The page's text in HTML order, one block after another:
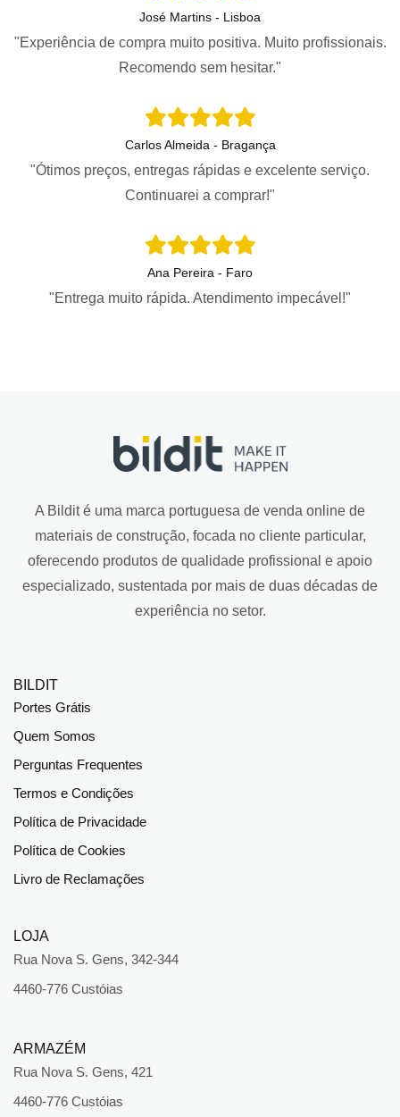
José Martins - Lisboa
"Experiência de compra muito positiva. Muito profissionais.
Recomendo sem hesitar."
Carlos Almeida - Bragança
"Ótimos preços, entregas rápidas e excelente serviço.
Continuarei a comprar!"
Ana Pereira - Faro
"Entrega muito rápida. Atendimento impecável!"
A Bildit é uma marca portuguesa de venda online de
materiais de construção, focada no cliente particular,
oferecendo produtos de qualidade profissional e apoio
especializado, sustentada por mais de duas décadas de
experiência no setor.
BILDIT
Portes Grátis
Quem Somos
Perguntas Frequentes
Termos e Condições
Política de Privacidade
Política de Cookies
Livro de Reclamações
LOJA
Rua Nova S. Gens, 342-344
4460-776 Custóias
ARMAZÉM
Rua Nova S. Gens, 421
4460-776 Custóias